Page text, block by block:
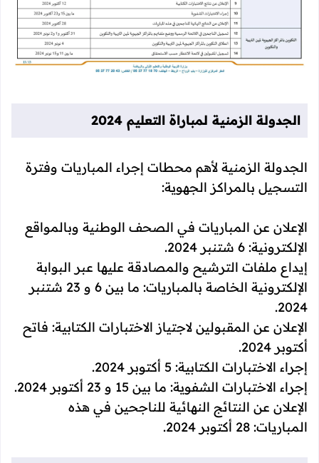
الجدولة الزمنية لمباراة التعليم 2024
الجدولة الزمنية لأهم محطات إجراء المباريات وفترة
التسجيل بالمراكز الجهوية:
الإعلان عن المباريات في الصحف الوطنية وبالمواقع
الإلكترونية: 6 شتنبر 2024.
إيداع ملفات الترشيح والمصادقة عليها عبر البوابة
الإلكترونية الخاصة بالمباريات: ما بين 6 و 23 شتنبر
2024.
الإعلان عن المقبولين لاجتياز الاختبارات الكتابية: فاتح
أكتوبر 2024.
إجراء الاختبارات الكتابية: 5 أكتوبر 2024.
إجراء الاختبارات الشفوية: ما بين 15 و 23 أكتوبر 2024.
الإعلان عن النتائج النهائية للناجحين في هذه
المباريات: 28 أكتوبر 2024.